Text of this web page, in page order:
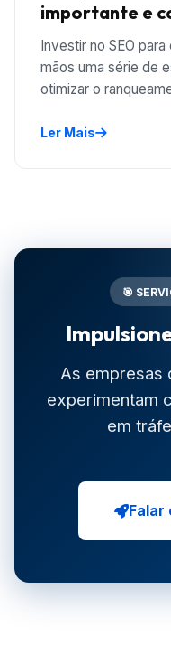
importante e
Investir no SEO
mãos uma série de
otimizar o
Ler Mais
🎯
As empresas
experimentam
em
Falar